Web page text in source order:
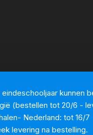
kunnen
(bestellen tot 20/6 -
Nederland: tot 16/7
levering na bestelling.